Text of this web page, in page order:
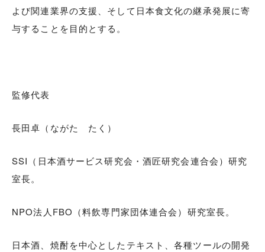
よび関連業界の支援、そして日本食文化の継承発展に寄
与することを目的とする。
監修代表
長田卓（ながた たく）
SSI（日本酒サービス研究会・酒匠研究会連合会）研究
室長。
NPO法人FBO（料飲専門家団体連合会）研究室長。
日本酒、焼酎を中心としたテキスト、各種ツールの開発